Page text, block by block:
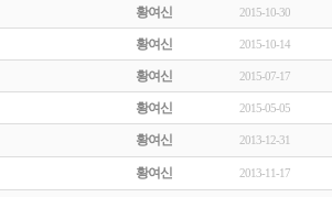
황여신 2015-10-30
황여신 2015-10-14
황여신 2015-07-17
황여신 2015-05-05
황여신 2013-12-31
황여신 2013-11-17